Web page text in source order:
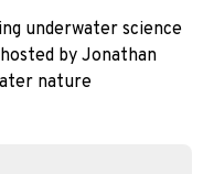
underwater science
by Jonathan
nature